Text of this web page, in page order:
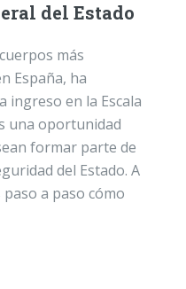
del Estado
más
España, ha
ingreso en la Escala
una oportunidad
formar parte de
del Estado. A
a paso cómo